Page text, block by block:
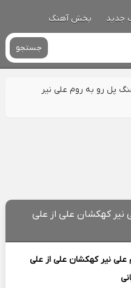
جدید پخش آهنگ
جستجو
پل رو به روم علی نیر
نیر کهکشان علی از علی
علی نیر کهکشان علی ازعلی